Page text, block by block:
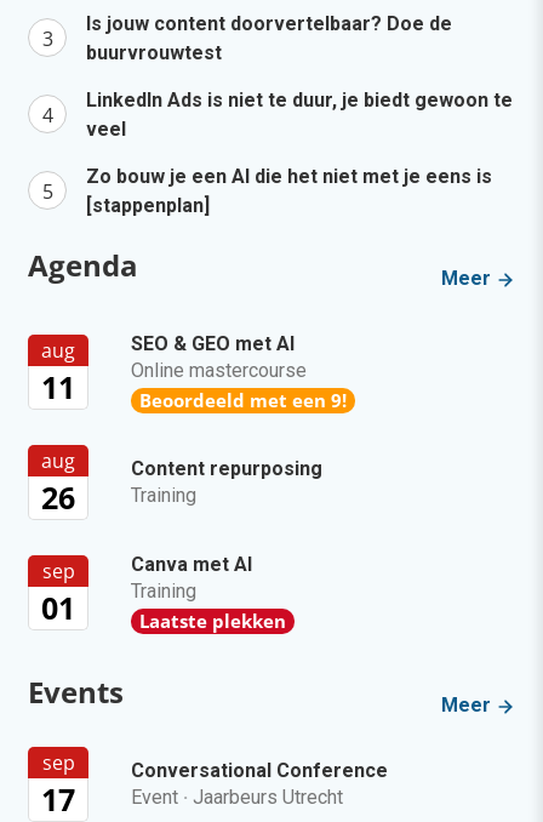
Is jouw content doorvertelbaar? Doe de
buurvrouwtest
LinkedIn Ads is niet te duur, je biedt gewoon te
veel
Zo bouw je een AI die het niet met je eens is
[stappenplan]
Agenda Meer
aug
11
SEO & GEO met AI
Online mastercourse
Beoordeeld met een 9!
aug
26
Content repurposing
Training
sep
01
Canva met AI
Training
Laatste plekken
Events Meer
sep
17
Conversational Conference
Event · Jaarbeurs Utrecht